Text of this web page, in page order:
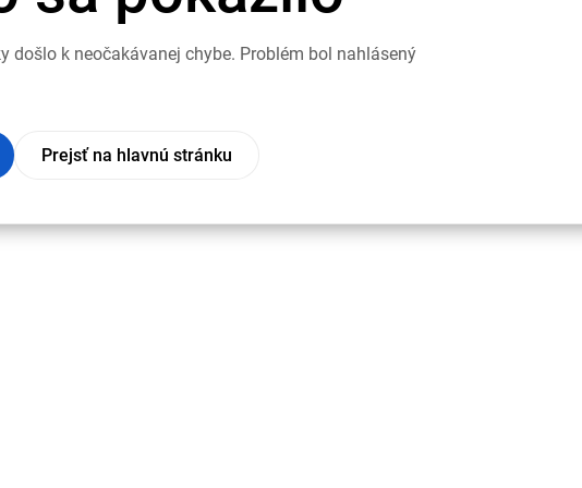
došlo k neočakávanej chybe. Problém bol nahlásený
Prejsť na hlavnú stránku